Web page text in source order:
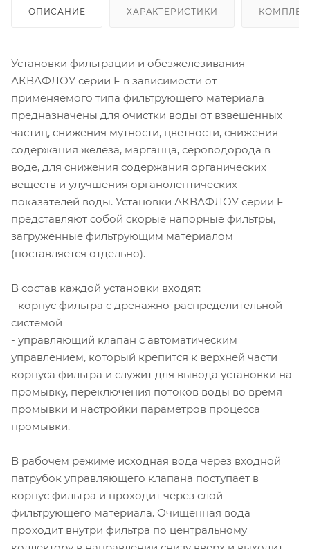
ОПИСАНИЕ ХАРАКТЕРИСТИКИ
Установки фильтрации и обезжелезивания
АКВАФЛОУ серии F в зависимости от
применяемого типа фильтрующего материала
предназначены для очистки воды от взвешенных
частиц, снижения мутности, цветности, снижения
содержания железа, марганца, сероводорода в
воде, для снижения содержания органических
веществ и улучшения органолептических
показателей воды. Установки АКВАФЛОУ серии F
представляют собой скорые напорные фильтры,
загруженные фильтрующим материалом
(поставляется отдельно).
В состав каждой установки входят:
- корпус фильтра с дренажно-распределительной
системой
- управляющий клапан с автоматическим
управлением, который крепится к верхней части
корпуса фильтра и служит для вывода установки на
промывку, переключения потоков воды во время
промывки и настройки параметров процесса
промывки.
В рабочем режиме исходная вода через входной
патрубок управляющего клапана поступает в
корпус фильтра и проходит через слой
фильтрующего материала. Очищенная вода
проходит внутри фильтра по центральному